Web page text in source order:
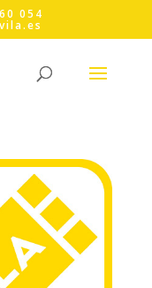
054